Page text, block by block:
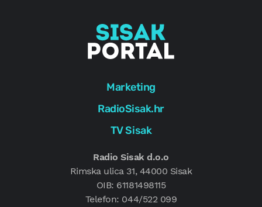
Marketing
RadioSisak.hr
TV Sisak
Radio Sisak d.o.o
Rimska ulica 31, 44000 Sisak
OIB: 61181498115
Telefon: 044/522 099